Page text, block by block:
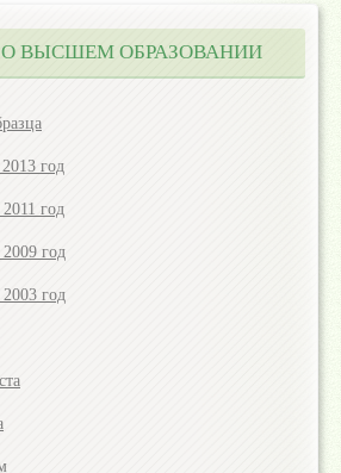
ВЫСШЕМ ОБРАЗОВАНИИ
год
год
год
год